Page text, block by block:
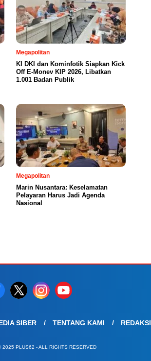
Megapolitan
KI DKI dan Kominfotik Siapkan Kick
Off E-Monev KIP 2026, Libatkan
1.001 Badan Publik
Megapolitan
Marin Nusantara: Keselamatan
Pelayaran Harus Jadi Agenda
Nasional
SIBER TENTANG KAMI REDAKSI
2025 PLUS62 - ALL RIGHTS RESERVED